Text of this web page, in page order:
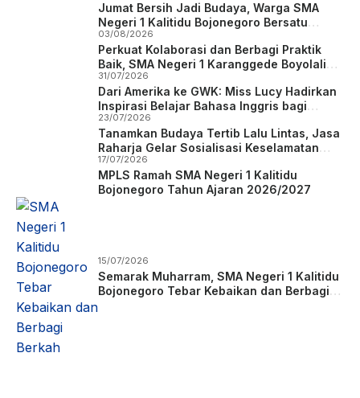
Jumat Bersih Jadi Budaya, Warga SMA
Negeri 1 Kalitidu Bojonegoro Bersatu
Wujudkan Sekolah Hijau dan Asri
03/08/2026
Perkuat Kolaborasi dan Berbagi Praktik
Baik, SMA Negeri 1 Karanggede Boyolali
Studi Tiru ke SMA Negeri 1 Kalitidu
Bojonegoro
31/07/2026
Dari Amerika ke GWK: Miss Lucy Hadirkan
Inspirasi Belajar Bahasa Inggris bagi
Siswa SMA Negeri 1 Kalitidu
23/07/2026
Tanamkan Budaya Tertib Lalu Lintas, Jasa
Raharja Gelar Sosialisasi Keselamatan
Berkendara di SMAN 1 Kalitidu Bojonegoro
17/07/2026
MPLS Ramah SMA Negeri 1 Kalitidu
Bojonegoro Tahun Ajaran 2026/2027
15/07/2026
Semarak Muharram, SMA Negeri 1 Kalitidu
Bojonegoro Tebar Kebaikan dan Berbagi